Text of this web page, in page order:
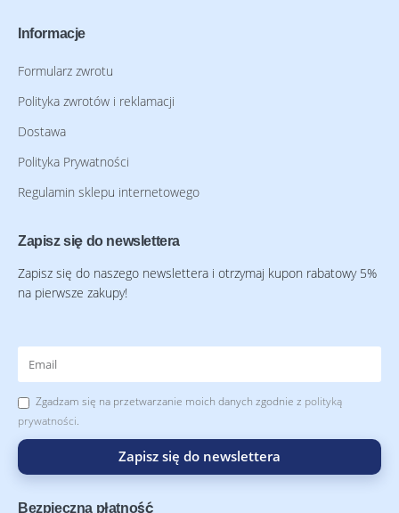
Informacje
Formularz zwrotu
Polityka zwrotów i reklamacji
Dostawa
Polityka Prywatności
Regulamin sklepu internetowego
Zapisz się do newslettera
Zapisz się do naszego newslettera i otrzymaj kupon rabatowy 5%
na pierwsze zakupy!
Zgadzam się na przetwarzanie moich danych zgodnie z polityką
prywatności.
Zapisz się do newslettera
Bezpieczna płatność